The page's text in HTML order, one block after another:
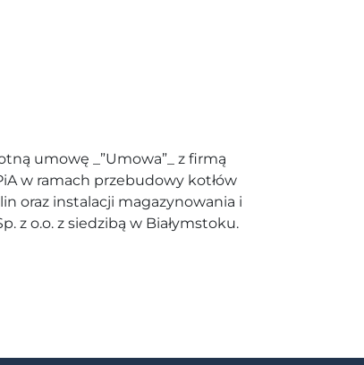
umowę _”Umowa”_ z firmą
w ramach przebudowy kotłów
oraz instalacji magazynowania i
z o.o. z siedzibą w Białymstoku.